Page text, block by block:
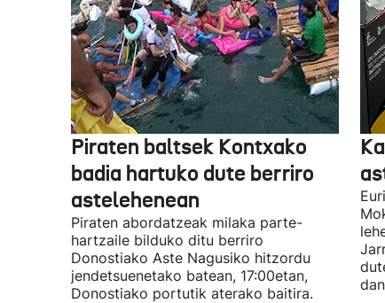
Piraten baltsek Kontxako
badia hartuko dute berriro
astelehenean
Piraten abordatzeak milaka parte-
hartzaile bilduko ditu berriro
Donostiako Aste Nagusiko hitzordu
jendetsuenetako batean, 17:00etan,
Donostiako portutik aterako baitira.